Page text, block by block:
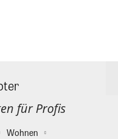
für Profis
Wohnen